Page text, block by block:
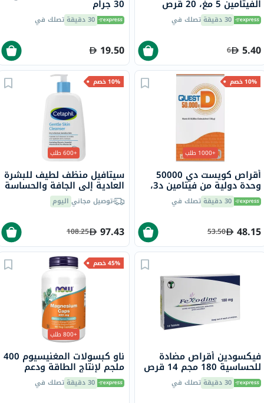
الفيتامين 5 مغ، 20 قرص
30 دقيقة تصلك في
5.40
6
30 جرام
30 دقيقة تصلك في
19.50
10% خصم
+1000 طلب
أقراص كويست دي 50000
وحدة دولية من فيتامين د3،
15 قرص 30 دقيقة تصلك في
48.15
53.50
10% خصم
+600 طلب
سيتافيل منظف لطيف للبشرة
العادية إلى الجافة والحساسة
236 ملتوصيل مجاني اليوم
97.43
108.25
فيكسودين أقراص مضادة
للحساسية 180 مجم 14 قرص
30 دقيقة تصلك في
45% خصم
+800 طلب
ناو كبسولات المغنيسيوم 400
ملجم لإنتاج الطاقة ودعم
الجهاز العصبي حزمة من 180
30 دقيقة تصلك في